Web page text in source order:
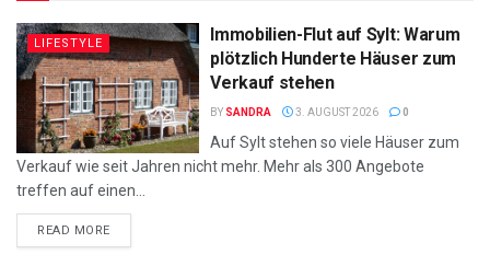
LIFESTYLE
Immobilien-Flut auf Sylt: Warum
plötzlich Hunderte Häuser zum
Verkauf stehen
BY SANDRA 3. AUGUST 2026 0
Auf Sylt stehen so viele Häuser zum
Verkauf wie seit Jahren nicht mehr. Mehr als 300 Angebote
treffen auf einen...
READ MOREDETAILS